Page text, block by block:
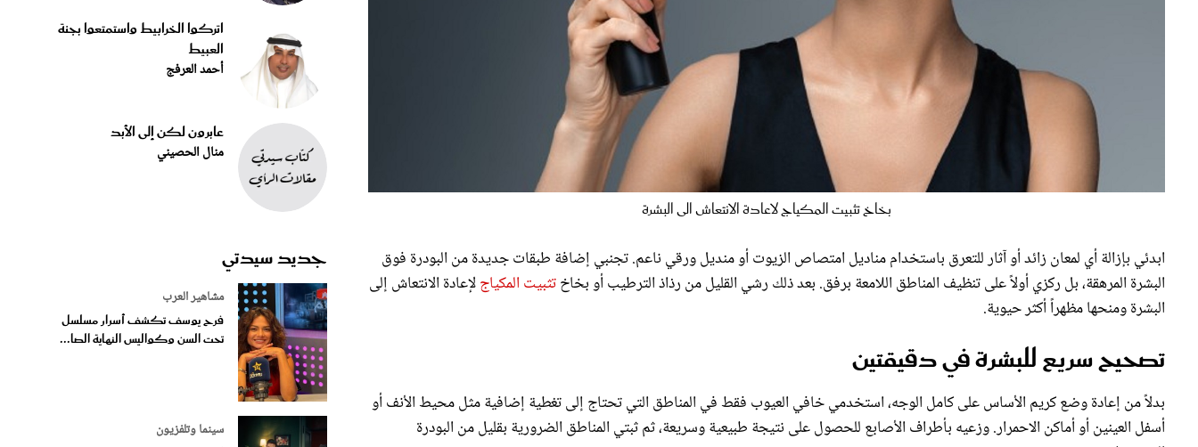
بخاخ تثبيت المكياج لاعادة الانتعاش الى البشرة
ابدئي بإزالة أي لمعان زائد أو آثار للتعرق باستخدام مناديل امتصاص الزيوت أو منديل ورقي ناعم. تجنبي إضافة طبقات جديدة من البودرة فوق
البشرة المرهقة، بل ركزي أولاً على تنظيف المناطق اللامعة برفق. بعد ذلك رشي القليل من رذاذ الترطيب أو بخاختثبيت المكياجلإعادة الانتعاش إلى
البشرة ومنحها مظهراً أكثر حيوية.
تصحيح سريع للبشرة في دقيقتين
بدلاً من إعادة وضع كريم الأساس على كامل الوجه، استخدمي خافي العيوب فقط في المناطق التي تحتاج إلى تغطية إضافية مثل محيط الأنف أو
أسفل العينين أو أماكن الاحمرار. وزعيه بأطراف الأصابع للحصول على نتيجة طبيعية وسريعة، ثم ثبتي المناطق الضرورية بقليل من البودرة
اتركوا الخرابيط واستمتعوا بجنة
العبيط
أحمد العرفج
عابرون لكن إلى الأبد
منال الحصيني
جديد سيدتي
مشاهير العرب
فرح يوسف تكشف أسرار مسلسل
تحت السن وكواليس النهاية الصا...
سينما وتلفزيون